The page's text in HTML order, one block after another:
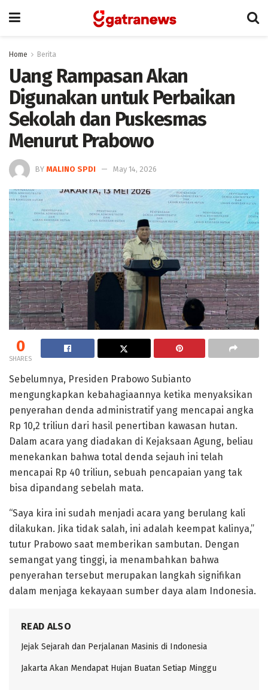
Home Berita
Uang Rampasan Akan
Digunakan untuk Perbaikan
Sekolah dan Puskesmas
Menurut Prabowo
BY MALINO SPDI May 14, 2026
0
SHARES
Sebelumnya, Presiden Prabowo Subianto
mengungkapkan kebahagiaannya ketika menyaksikan
penyerahan denda administratif yang mencapai angka
Rp 10,2 triliun dari hasil penertiban kawasan hutan.
Dalam acara yang diadakan di Kejaksaan Agung, beliau
menekankan bahwa total denda sejauh ini telah
mencapai Rp 40 triliun, sebuah pencapaian yang tak
bisa dipandang sebelah mata.
“Saya kira ini sudah menjadi acara yang berulang kali
dilakukan. Jika tidak salah, ini adalah keempat kalinya,”
tutur Prabowo saat memberikan sambutan. Dengan
semangat yang tinggi, ia menambahkan bahwa
penyerahan tersebut merupakan langkah signifikan
dalam menjaga kekayaan sumber daya alam Indonesia.
READ ALSO
Jejak Sejarah dan Perjalanan Masinis di Indonesia
Jakarta Akan Mendapat Hujan Buatan Setiap Minggu